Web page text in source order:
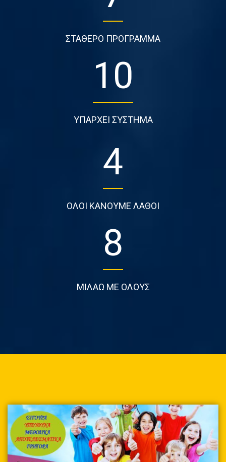
ΣΤΑΘΕΡΟ ΠΡΟΓΡΑΜΜΑ
10
ΥΠΑΡΧΕΙ ΣΥΣΤΗΜΑ
4
ΟΛΟΙ ΚΑΝΟΥΜΕ ΛΑΘΟΙ
8
ΜΙΛΑΩ ΜΕ ΟΛΟΥΣ